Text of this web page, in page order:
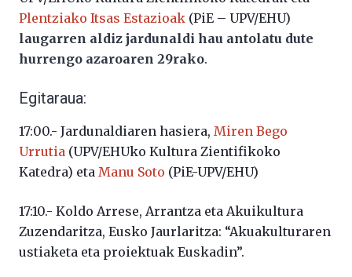
Plentziako Itsas Estazioak (PiE – UPV/EHU)
laugarren aldiz jardunaldi hau antolatu dute
hurrengo azaroaren 29rako.
Egitaraua:
17:00.- Jardunaldiaren hasiera, Miren Bego
Urrutia (UPV/EHUko Kultura Zientifikoko
Katedra) eta Manu Soto (PiE-UPV/EHU)
17:10.- Koldo Arrese, Arrantza eta Akuikultura
Zuzendaritza, Eusko Jaurlaritza: “Akuakulturaren
ustiaketa eta proiektuak Euskadin”.